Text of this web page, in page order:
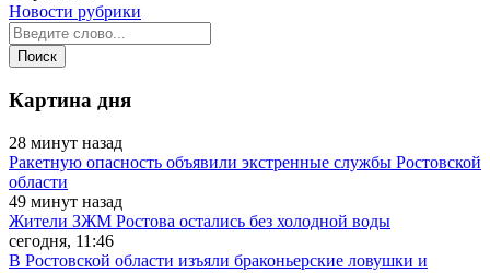
Новости рубрики
Картина дня
28 минут назад
Ракетную опасность объявили экстренные службы Ростовской
области
49 минут назад
Жители ЗЖМ Ростова остались без холодной воды
сегодня, 11:46
В Ростовской области изъяли браконьерские ловушки и